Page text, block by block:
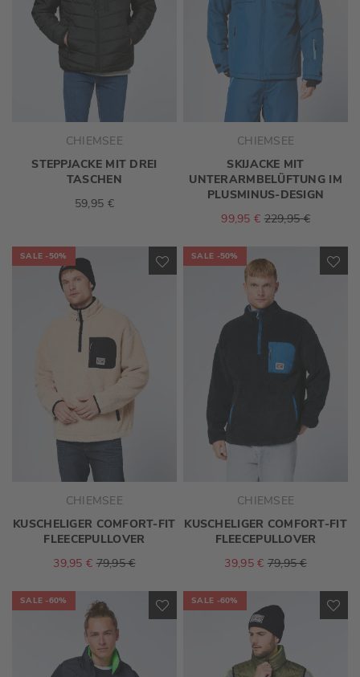
CHIEMSEE
STEPPJACKE MIT DREI
TASCHEN
59,95 €
CHIEMSEE
SKIJACKE MIT
UNTERARMBELÜFTUNG IM
PLUSMINUS-DESIGN
99,95 € 229,95 €
SALE -50%
ZUR
WUNSCHLISTE
HINZUFÜGEN
CHIEMSEE
KUSCHELIGER COMFORT-FIT
FLEECEPULLOVER
39,95 € 79,95 €
SALE -50%
CHIEMSEE
KUSCHELIGER COMFORT-FIT
FLEECEPULLOVER
39,95 € 79,95 €
SALE -60%
ZUR
WUNSCHLISTE
HINZUFÜGEN
SALE -60%